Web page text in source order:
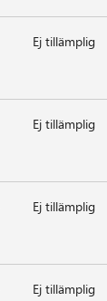
Ej tillämplig
Ej tillämplig
Ej tillämplig
Ej tillämplig